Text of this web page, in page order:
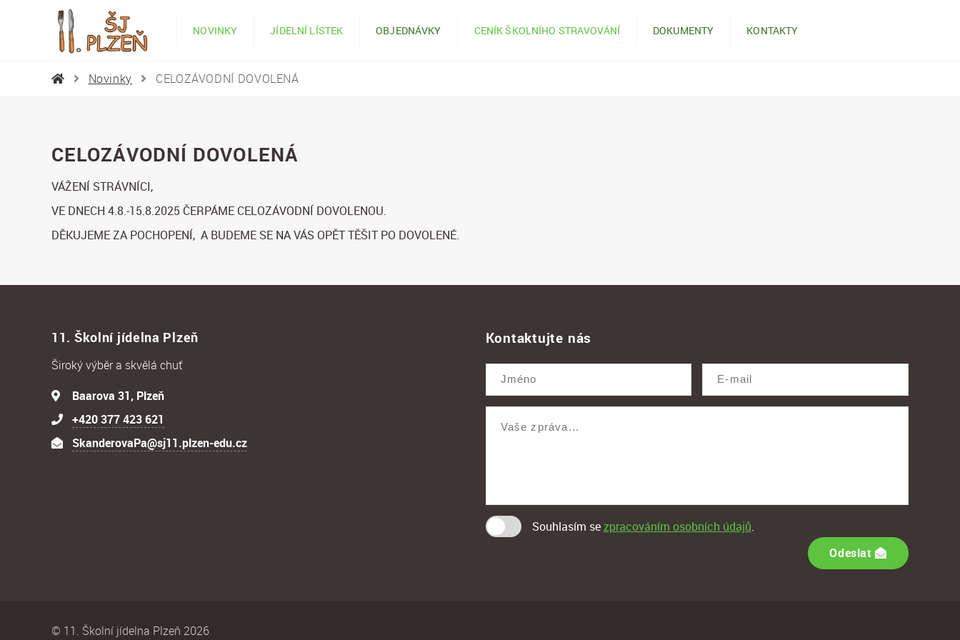
NOVINKY JÍDELNÍ LÍSTEK OBJEDNÁVKY CENÍK ŠKOLNÍHO STRAVOVÁNÍ DOKUMENTY KONTAKTY
Novinky CELOZÁVODNÍ DOVOLENÁ
CELOZÁVODNÍ DOVOLENÁ
VÁŽENÍ STRÁVNÍCI,
VE DNECH 4.8.-15.8.2025 ČERPÁME CELOZÁVODNÍ DOVOLENOU.
DĚKUJEME ZA POCHOPENÍ, A BUDEME SE NA VÁS OPĚT TĚŠIT PO DOVOLENÉ.
11. Školní jídelna Plzeň
Široký výběr a skvělá chuť
Baarova 31, Plzeň
+420 377 423 621
SkanderovaPa@sj11.plzen-edu.cz
Kontaktujte nás
Souhlasím sezpracováním osobních údajů.
Odeslat
© 11. Školní jídelna Plzeň 2026